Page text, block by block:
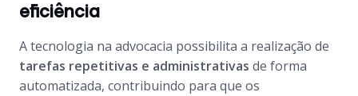
eficiência
A tecnologia na advocacia possibilita a realização de
tarefas repetitivas e administrativas de forma
automatizada, contribuindo para que os